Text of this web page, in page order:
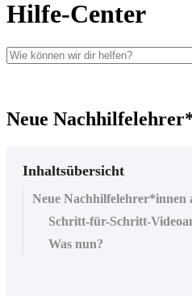
Hilfe-Center
Neue
Inhaltsübersicht
Neue Nachhilfelehrer*innen
Schritt-für-Schritt-
Was nun?